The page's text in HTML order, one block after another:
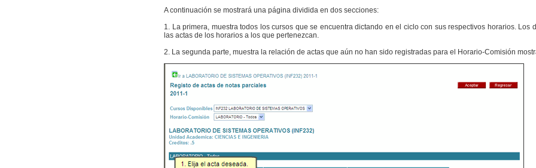
A continuación se mostrará una página dividida en dos secciones:
1. La primera, muestra todos los cursos que se encuentra dictando en el ciclo con sus respectivos horarios. Los
las actas de los horarios a los que pertenezcan.
2. La segunda parte, muestra la relación de actas que aún no han sido registradas para el Horario-Comisión